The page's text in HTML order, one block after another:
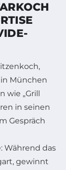
in München
„Grill
in seinen
Gespräch
Während das
gewinnt